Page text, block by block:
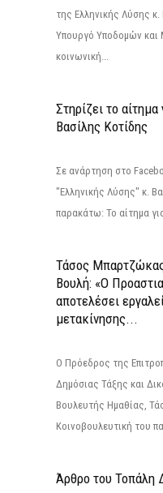
της Ελληνικής Λύσης
Υπουργό Υποδομών
κοινωνική...
Στηρίζει το
Βασίλης Κοτίδης
Σε ανάρτηση στο
"Ελληνικής Λύσης" κ.
παρακάτω: Το αίτημα
Τάσος
Βουλή: «Ο
αποτελέσει
μετακίνησης...
Ο Πρόεδρος της
Δημόσιας Τάξης και
Βουλευτής Ημαθίας,
Κοινοβουλευτική του
Άρθρο του Τοπάλη